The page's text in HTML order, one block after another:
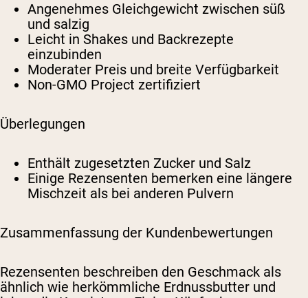
Angenehmes Gleichgewicht zwischen süß
und salzig
Leicht in Shakes und Backrezepte
einzubinden
Moderater Preis und breite Verfügbarkeit
Non-GMO Project zertifiziert
Überlegungen
Enthält zugesetzten Zucker und Salz
Einige Rezensenten bemerken eine längere
Mischzeit als bei anderen Pulvern
Zusammenfassung der Kundenbewertungen
Rezensenten beschreiben den Geschmack als
ähnlich wie herkömmliche Erdnussbutter und